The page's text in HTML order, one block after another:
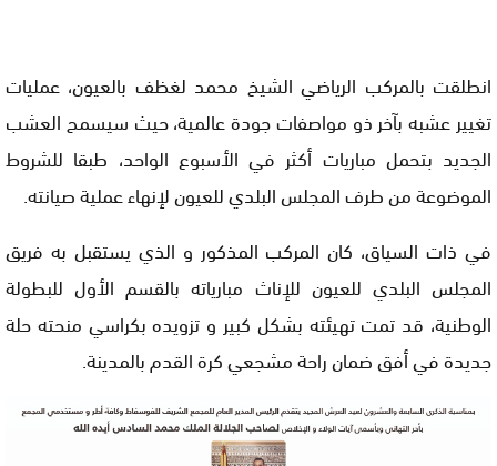
انطلقت بالمركب الرياضي الشيخ محمد لغظف بالعيون، عمليات
تغيير عشبه بآخر ذو مواصفات جودة عالمية، حيث سيسمح العشب
الجديد بتحمل مباريات أكثر في الأسبوع الواحد، طبقا للشروط
الموضوعة من طرف المجلس البلدي للعيون لإنهاء عملية صيانته.
في ذات السياق، كان المركب المذكور و الذي يستقبل به فريق
المجلس البلدي للعيون للإناث مبارياته بالقسم الأول للبطولة
الوطنية، قد تمت تهيئته بشكل كبير و تزويده بكراسي منحته حلة
جديدة في أفق ضمان راحة مشجعي كرة القدم بالمدينة.